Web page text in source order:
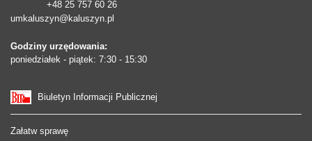
+48 25 757 60 26
umkaluszyn@kaluszyn.pl
Godziny urzędowania:
poniedziałek - piątek: 7:30 - 15:30
Biuletyn Informacji Publicznej
Załatw sprawę